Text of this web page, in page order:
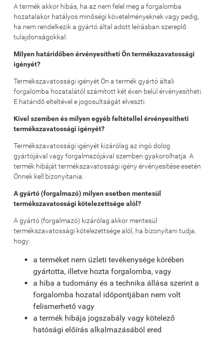
A termék akkor hibás, ha az nem felel meg a forgalomba
hozatalakor hatályos minőségi követelményeknek vagy pedig,
ha nem rendelkezik a gyártó által adott leírásban szereplő
tulajdonságokkal.
Milyen határidőben érvényesítheti Ön termékszavatossági
igényét?
Termékszavatossági igényét Ön a termék gyártó általi
forgalomba hozatalától számított két éven belül érvényesítheti.
E határidő elteltével e jogosultságát elveszti.
Kivel szemben és milyen egyéb feltétellel érvényesítheti
termékszavatossági igényét?
Termékszavatossági igényét kizárólag az ingó dolog
gyártójával vagy forgalmazójával szemben gyakorolhatja. A
termék hibáját termékszavatossági igény érvényesítése esetén
Önnek kell bizonyítania.
A gyártó (forgalmazó) milyen esetben mentesül
termékszavatossági kötelezettsége alól?
A gyártó (forgalmazó) kizárólag akkor mentesül
termékszavatossági kötelezettsége alól, ha bizonyítani tudja,
hogy:
a terméket nem üzleti tevékenysége körében
gyártotta, illetve hozta forgalomba, vagy
a hiba a tudomány és a technika állása szerint a
forgalomba hozatal időpontjában nem volt
felismerhető vagy
a termék hibája jogszabály vagy kötelező
hatósági előírás alkalmazásából ered